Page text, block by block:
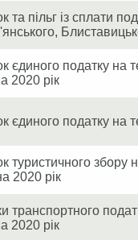
та пільг із сплати
єдиного податку на
2020 рік
єдиного податку на
туристичного збору
2020 рік
транспортного
2020 рік